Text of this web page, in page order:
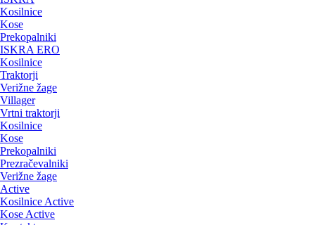
Kosilnice
Kose
Prekopalniki
ISKRA ERO
Kosilnice
Traktorji
Verižne žage
Villager
Vrtni traktorji
Kosilnice
Kose
Prekopalniki
Prezračevalniki
Verižne žage
Active
Kosilnice Active
Kose Active